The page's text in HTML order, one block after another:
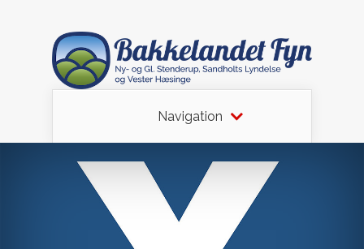
Navigation